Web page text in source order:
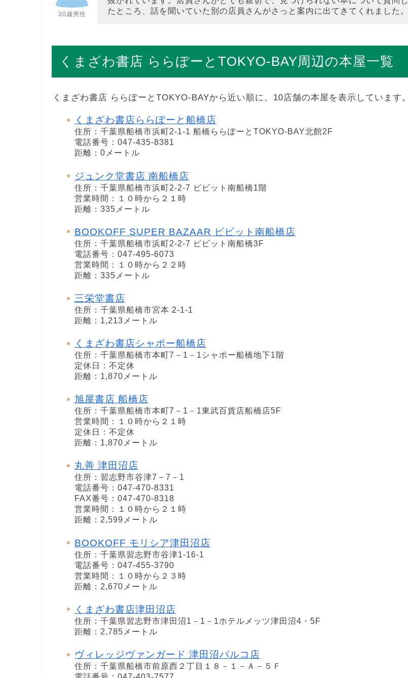
30歳男性
たところ、話を聞いていた別の店員さんがさっと案内に出てきてくれました。
くまざわ書店 ららぽーとTOKYO-BAY周辺の本屋一覧
くまざわ書店 ららぽーとTOKYO-BAYから近い順に、10店舗の本屋を表示しています。
くまざわ書店ららぽーと船橋店
住所：千葉県船橋市浜町2-1-1 船橋ららぽーとTOKYO-BAY北館2F
電話番号：047-435-8381
距離：0メートル
ジュンク堂書店 南船橋店
住所：千葉県船橋市浜町2-2-7 ビビット南船橋1階
営業時間：１０時から２１時
距離：335メートル
BOOKOFF SUPER BAZAAR ビビット南船橋店
住所：千葉県船橋市浜町2-2-7 ビビット南船橋3F
電話番号：047-495-6073
営業時間：１０時から２２時
距離：335メートル
三栄堂書店
住所：千葉県船橋市宮本 2-1-1
距離：1,213メートル
くまざわ書店シャポー船橋店
住所：千葉県船橋市本町7－1－1シャポー船橋地下1階
定休日：不定休
距離：1,870メートル
旭屋書店 船橋店
住所：千葉県船橋市本町7－1－1東武百貨店船橋店5F
営業時間：１０時から２１時
定休日：不定休
距離：1,870メートル
丸善 津田沼店
住所：習志野市谷津7－7－1
電話番号：047-470-8331
FAX番号：047-470-8318
営業時間：１０時から２１時
距離：2,599メートル
BOOKOFF モリシア津田沼店
住所：千葉県習志野市谷津1-16-1
電話番号：047-455-3790
営業時間：１０時から２３時
距離：2,670メートル
くまざわ書店津田沼店
住所：千葉県習志野市津田沼1－1－1ホテルメッツ津田沼4・5F
距離：2,785メートル
ヴィレッジヴァンガード 津田沼パルコ店
住所：千葉県船橋市前原西２丁目１８－１－Ａ－５Ｆ